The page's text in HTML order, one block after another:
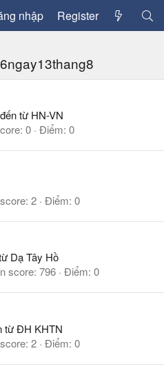
nhập Register
đến từ HN-VN
0 Điểm 0
2 Điểm 0
Dạ Tây Hồ
score 796 Điểm 0
từĐH KHTN
2 Điểm 0